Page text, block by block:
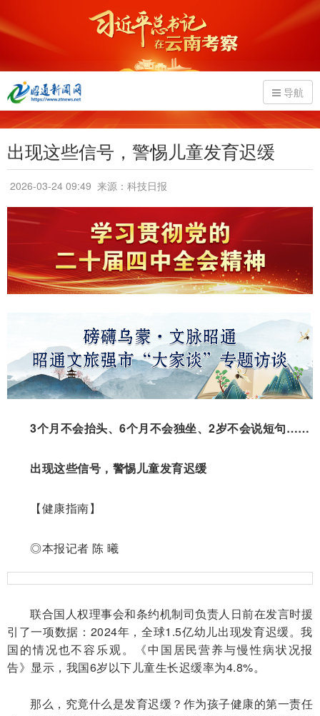
导航
出现这些信号，警惕儿童发育迟缓
2026-03-24 09:49 来源：科技日报
3个月不会抬头、6个月不会独坐、2岁不会说短句……
出现这些信号，警惕儿童发育迟缓
【健康指南】
◎本报记者 陈 曦
联合国人权理事会和条约机制司负责人日前在发言时援
引了一项数据：2024年，全球1.5亿幼儿出现发育迟缓。我
国的情况也不容乐观。《中国居民营养与慢性病状况报
告》显示，我国6岁以下儿童生长迟缓率为4.8%。
那么，究竟什么是发育迟缓？作为孩子健康的第一责任